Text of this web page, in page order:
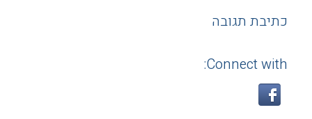
כתיבת תגובה
Connect with: